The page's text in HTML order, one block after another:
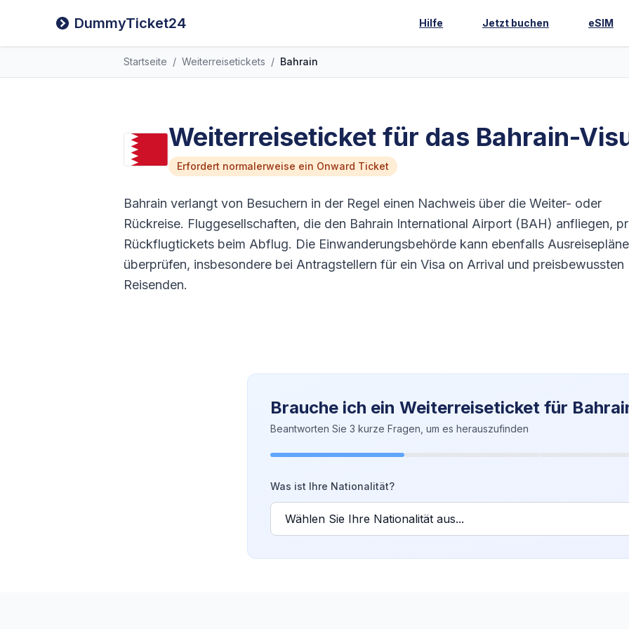
DummyTicket24 Hilfe Jetzt buchen eSIM
Startseite / Weiterreisetickets / Bahrain
Weiterreiseticket für das Bahrain-
Erfordert normalerweise ein Onward Ticket
Bahrain verlangt von Besuchern in der Regel einen Nachweis über die Weiter- oder
Rückreise. Fluggesellschaften, die den Bahrain International Airport (BAH) anfliegen,
Rückflugtickets beim Abflug. Die Einwanderungsbehörde kann ebenfalls Ausreisepläne
überprüfen, insbesondere bei Antragstellern für ein Visa on Arrival und preisbewussten
Reisenden.
Brauche ich ein Weiterreiseticket für
Beantworten Sie 3 kurze Fragen, um es herauszufinden
Was ist Ihre Nationalität?